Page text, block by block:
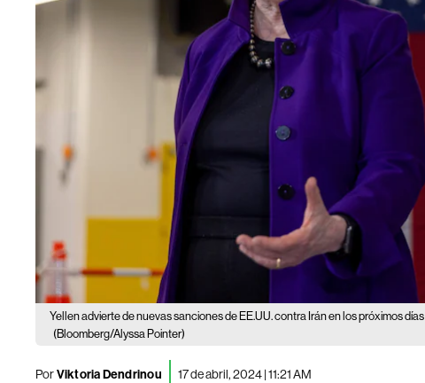
Yellen advierte de nuevas sanciones de EE.UU. contra Irán en los próximos días
(Bloomberg/Alyssa Pointer)
PorViktoria Dendrinou 17 de abril, 2024 | 11:21 AM